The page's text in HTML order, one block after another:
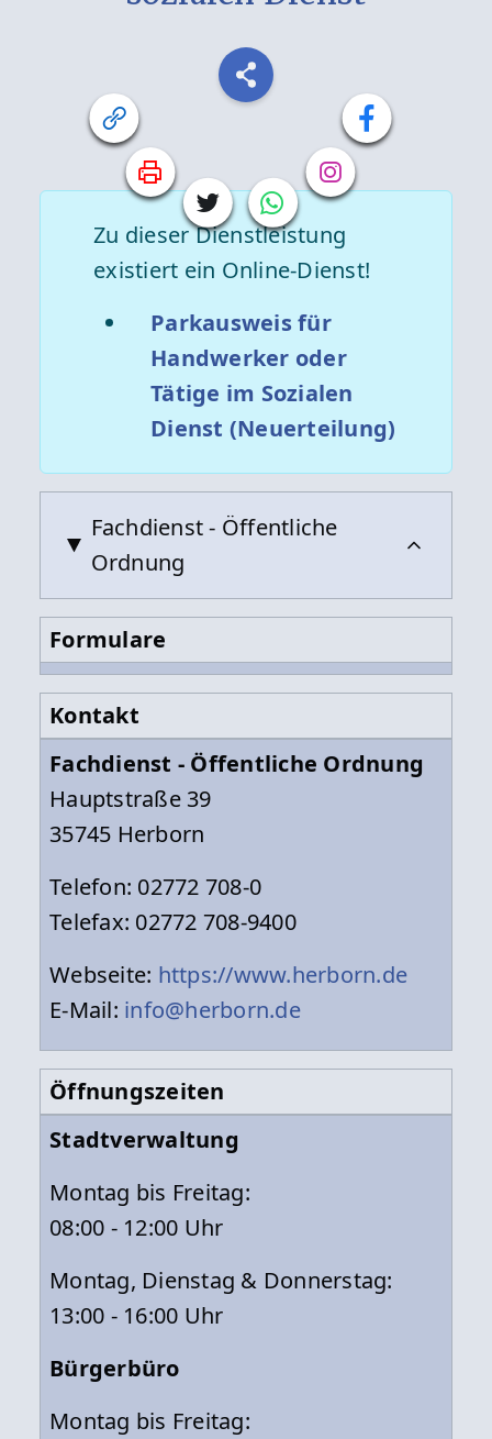
Zu dieser Dienstleistung
existiert ein Online-Dienst!
Parkausweis für
Handwerker oder
Tätige im Sozialen
Dienst (Neuerteilung)
Fachdienst - Öffentliche
Ordnung
Formulare
Kontakt
Fachdienst - Öffentliche Ordnung
Hauptstraße 39
35745 Herborn
Telefon: 02772 708-0
Telefax: 02772 708-9400
Webseite: https://www.herborn.de
E-Mail: info@herborn.de
Öffnungszeiten
Stadtverwaltung
Montag bis Freitag:
08:00 - 12:00 Uhr
Montag, Dienstag & Donnerstag:
13:00 - 16:00 Uhr
Bürgerbüro
Montag bis Freitag: